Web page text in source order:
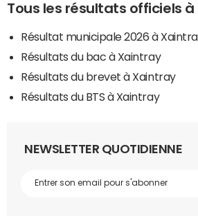
Tous les résultats officiels
Résultat municipale 2026 à
Résultats du bac à Xaintray
Résultats du brevet à Xaintray
Résultats du BTS à Xaintray
NEWSLETTER QUOTIDIENNE